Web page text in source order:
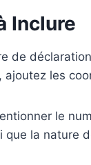
Inclure
de
les
le
que la